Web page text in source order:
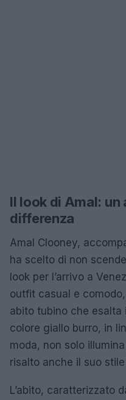
Il look di Amal: un
differenza
Amal Clooney,
ha scelto di non
look per l’arrivo a
outfit casual e
abito tubino che
colore giallo burro, in
moda, non solo
risalto anche il suo
L’abito, caratterizzato